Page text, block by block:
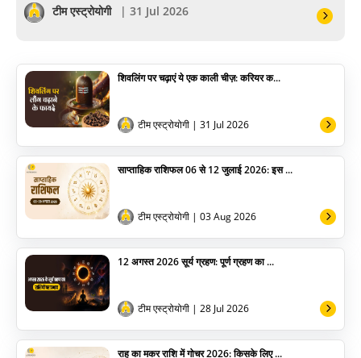
सेलिब्रिटी
योग
अन्य
टीम एस्ट्रोयोगी | 31 Jul 2026
शिवलिंग पर चढ़ाएं ये एक काली चीज़: करियर क...
टीम एस्ट्रोयोगी | 31 Jul 2026
साप्ताहिक राशिफल 06 से 12 जुलाई 2026: इस ...
टीम एस्ट्रोयोगी | 03 Aug 2026
12 अगस्त 2026 सूर्य ग्रहण: पूर्ण ग्रहण का ...
टीम एस्ट्रोयोगी | 28 Jul 2026
राहु का मकर राशि में गोचर 2026: किसके लिए ...